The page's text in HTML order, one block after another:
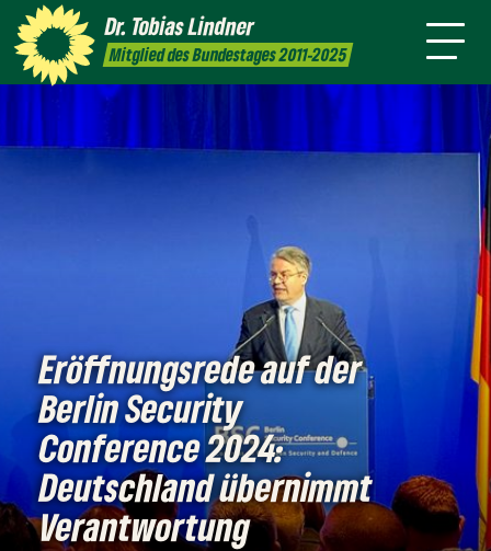
Dr. TobiasLindner
Mitglied des Bundestages 2011-2025
Leichte
Sprache
Presse Kontakt
Amt
Eröffnungsrede auf der
Berlin Security
Conference 2024:
Deutschland übernimmt
Verantwortung